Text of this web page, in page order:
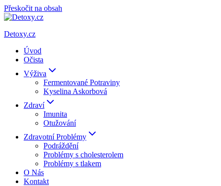
Přeskočit na obsah
Detoxy.cz
Úvod
Očista
Výživa
Fermentované Potraviny
Kyselina Askorbová
Zdraví
Imunita
Otužování
Zdravotní Problémy
Podráždění
Problémy s cholesterolem
Problémy s tlakem
O Nás
Kontakt